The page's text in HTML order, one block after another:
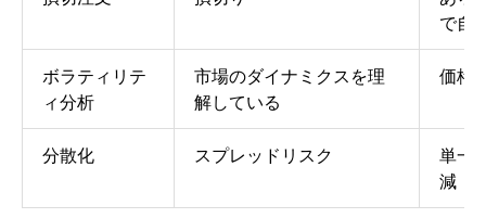
で自
ボラティリテ
ィ分析
市場のダイナミクスを理
解している
価格
分散化 スプレッドリスク
単一
減